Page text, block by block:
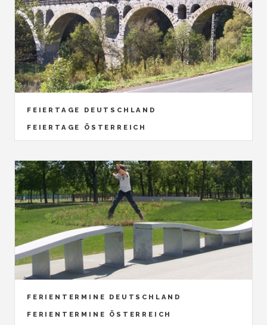
FEIERTAGE DEUTSCHLAND
FEIERTAGE ÖSTERREICH
FERIENTERMINE DEUTSCHLAND
FERIENTERMINE ÖSTERREICH